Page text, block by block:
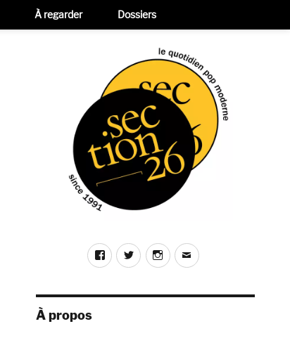
FacebookTwitterInstagram
E-
À propos
À regarder Dossiers